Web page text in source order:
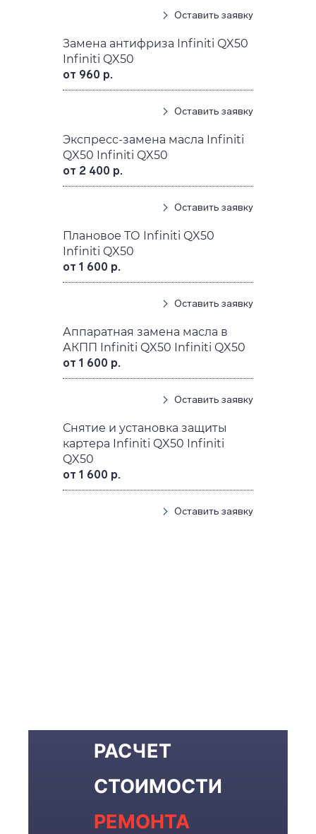
Оставить заявку
Замена антифриза Infiniti QX50
Infiniti QX50
от 960 р.
Оставить заявку
Экспресс-замена масла Infiniti
QX50 Infiniti QX50
от 2 400 р.
Оставить заявку
Плановое ТО Infiniti QX50
Infiniti QX50
от 1 600 р.
Оставить заявку
Аппаратная замена масла в
АКПП Infiniti QX50 Infiniti QX50
от 1 600 р.
Оставить заявку
Снятие и установка защиты
картера Infiniti QX50 Infiniti
QX50
от 1 600 р.
Оставить заявку
РАСЧЕТ
СТОИМОСТИ
РЕМОНТА